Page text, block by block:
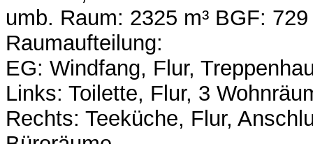
umb. Raum: 2325 m³ BGF: 729
Raumaufteilung:
EG: Windfang, Flur,
Links: Toilette, Flur, 3
Rechts: Teeküche, Flur,